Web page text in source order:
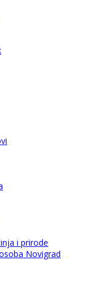
i prirode
Novigrad